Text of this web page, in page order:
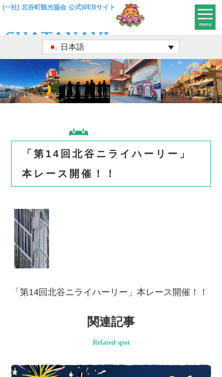
(一社) 北谷町観光協会 公式WEBサイト
日本語
menu
「第14回北谷ニライハーリー」
本レース開催！！
「第14回北谷ニライハーリー」本レース開催！！
関連記事
Related spot